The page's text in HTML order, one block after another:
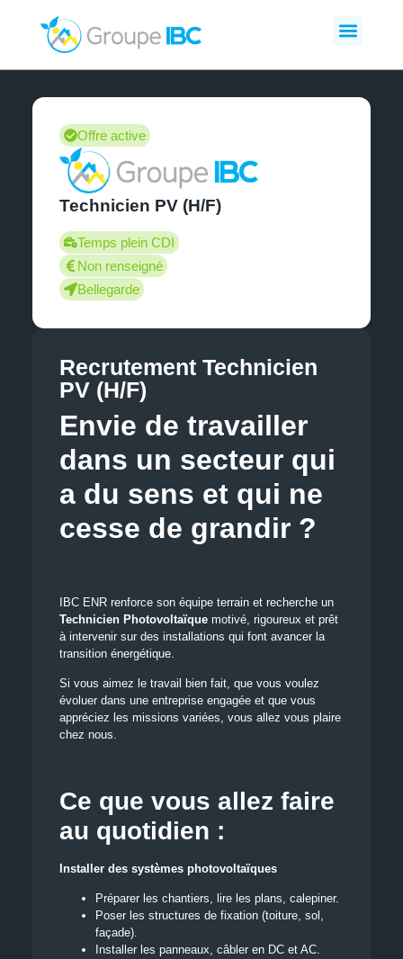
Recrutement Technicien
PV (H/F)
Envie de travailler
dans un secteur qui
a du sens et qui ne
cesse de grandir ?
IBC ENR renforce son équipe terrain et recherche un
Technicien Photovoltaïquemotivé, rigoureux et prêt
à intervenir sur des installations qui font avancer la
transition énergétique.
Si vous aimez le travail bien fait, que vous voulez
évoluer dans une entreprise engagée et que vous
appréciez les missions variées, vous allez vous plaire
chez nous.
Ce que vous allez faire
au quotidien :
Installer des systèmes photovoltaïques
Préparer les chantiers, lire les plans, calepiner.
Poser les structures de fixation (toiture, sol,
façade).
Installer les panneaux, câbler en DC et AC.
Offre active
Technicien PV (H/F)
Temps plein CDI
Non renseigné
Bellegarde